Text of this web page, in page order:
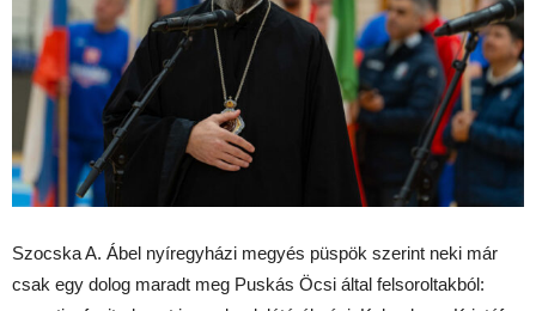
Szocska A. Ábel nyíregyházi megyés püspök szerint neki már
csak egy dolog maradt meg Puskás Öcsi által felsoroltakból: